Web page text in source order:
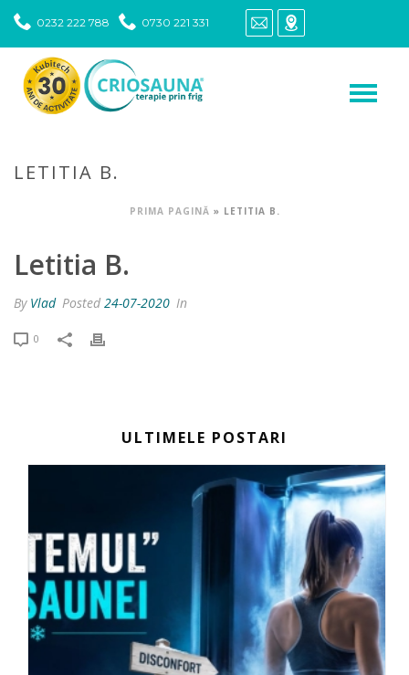
0232 222 788 0730 221 331
LETITIA B.
PRIMA PAGINĂ » LETITIA B.
Letitia B.
By Vlad Posted 24-07-2020 In
0
ULTIMELE POSTARI